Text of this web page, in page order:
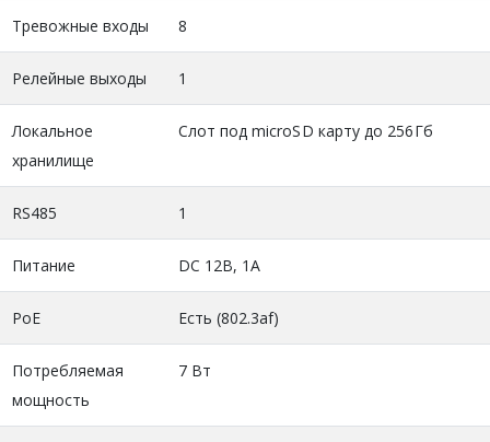
Тревожные входы 8
Релейные выходы 1
Локальное
хранилище
Слот под microSD карту до 256Гб
RS485 1
Питание DC 12В, 1А
PoE Есть (802.3af)
Потребляемая
мощность
7 Вт